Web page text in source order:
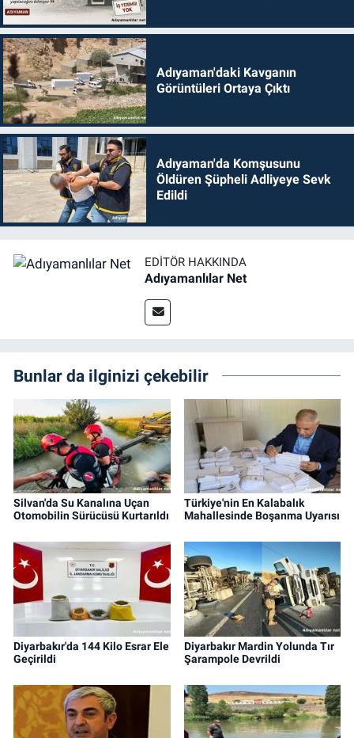
Adıyaman'daki Kavganın
Görüntüleri Ortaya Çıktı
Adıyaman'da Komşusunu
Öldüren Şüpheli Adliyeye Sevk
Edildi
EDITÖR HAKKINDA
Adıyamanlılar Net
Bunlar da ilginizi çekebilir
Silvan'da Su Kanalına Uçan
Otomobilin Sürücüsü Kurtarıldı
Türkiye'nin En Kalabalık
Mahallesinde Boşanma Uyarısı
Diyarbakır'da 144 Kilo Esrar Ele
Geçirildi
Diyarbakır Mardin Yolunda Tır
Şarampole Devrildi